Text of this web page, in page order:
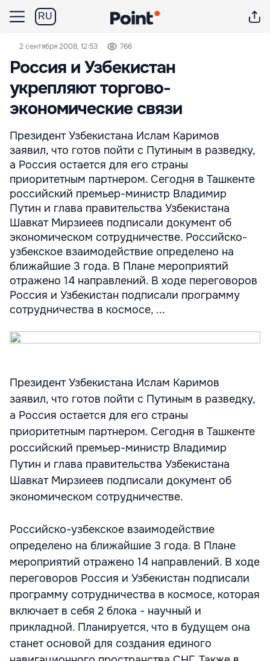
RU
2 сентября 2008, 12:53 766
Россия и Узбекистан
укрепляют торгово-
экономические связи
Президент Узбекистана Ислам Каримов
заявил, что готов пойти с Путиным в разведку,
а Россия остается для его страны
приоритетным партнером. Сегодня в Ташкенте
российский премьер-министр Владимир
Путин и глава правительства Узбекистана
Шавкат Мирзиеев подписали документ об
экономическом сотрудничестве. Российско-
узбекское взаимодействие определено на
ближайшие 3 года. В Плане мероприятий
отражено 14 направлений. В ходе переговоров
Россия и Узбекистан подписали программу
сотрудничества в космосе, ...
Президент Узбекистана Ислам Каримов
заявил, что готов пойти с Путиным в разведку,
а Россия остается для его страны
приоритетным партнером. Сегодня в Ташкенте
российский премьер-министр Владимир
Путин и глава правительства Узбекистана
Шавкат Мирзиеев подписали документ об
экономическом сотрудничестве.
Российско-узбекское взаимодействие
определено на ближайшие 3 года. В Плане
мероприятий отражено 14 направлений. В ходе
переговоров Россия и Узбекистан подписали
программу сотрудничества в космосе, которая
включает в себя 2 блока - научный и
прикладной. Планируется, что в будущем она
станет основой для создания единого